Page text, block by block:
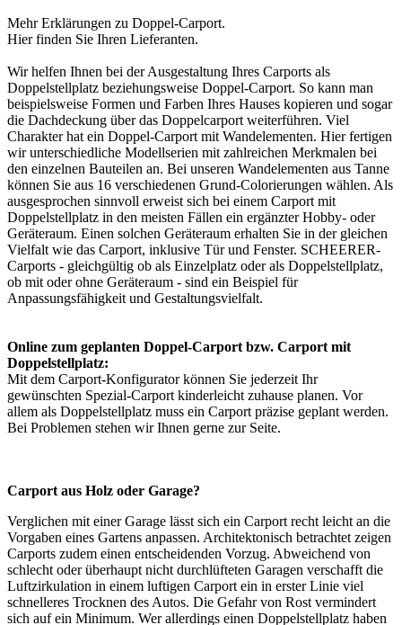
Mehr Erklärungen zu Doppel-Carport.
Hier finden Sie Ihren Lieferanten.
Wir helfen Ihnen bei der Ausgestaltung Ihres Carports als
Doppelstellplatz beziehungsweise Doppel-Carport. So kann man
beispielsweise Formen und Farben Ihres Hauses kopieren und sogar
die Dachdeckung über das Doppelcarportweiterführen. Viel
Charakter hat ein Doppel-Carport mit Wandelementen. Hier fertigen
wir unterschiedliche Modellserien mit zahlreichen Merkmalen bei
den einzelnen Bauteilen an. Bei unseren Wandelementen aus Tanne
können Sie aus 16 verschiedenen Grund-Colorierungen wählen. Als
ausgesprochen sinnvoll erweist sich bei einem Carportmit
Doppelstellplatz in den meisten Fällen ein ergänzter Hobby- oder
Geräteraum. Einen solchen Geräteraum erhalten Sie in der gleichen
Vielfalt wie das Carport, inklusive Tür und Fenster. SCHEERER-
Carports - gleichgültig ob als Einzelplatz oder als Doppelstellplatz,
ob mit oder ohne Geräteraum - sind ein Beispiel für
Anpassungsfähigkeit und Gestaltungsvielfalt.
Online zum geplanten Doppel-Carport bzw. Carport mit
Doppelstellplatz:
Mit dem Carport-Konfiguratorkönnen Sie jederzeit Ihr
gewünschten Spezial-Carport kinderleicht zuhause planen. Vor
allem als Doppelstellplatz muss ein Carport präzise geplant werden.
Bei Problemen stehen wir Ihnen gerne zur Seite.
Carport aus Holz oder Garage?
Verglichen mit einer Garage lässt sich ein Carport recht leicht an die
Vorgaben eines Gartens anpassen. Architektonisch betrachtet zeigen
Carports zudem einen entscheidenden Vorzug. Abweichend von
schlecht oder überhaupt nicht durchlüfteten Garagen verschafft die
Luftzirkulation in einem luftigen Carport ein in erster Linie viel
schnelleres Trocknen des Autos. Die Gefahr von Rost vermindert
sich auf ein Minimum. Wer allerdings einen Doppelstellplatz haben